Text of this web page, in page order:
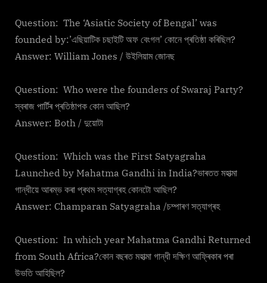
Question: The ‘Asiatic Society of Bengal’ was
founded by:’এছিয়াটিক চছাইটি অফ বেংগল’ কোনে প্ৰতিষ্ঠা কৰিছিল?
Answer: William Jones / উইলিয়াম জোনছ
Question: Who were the founders of Swaraj Party?
স্বৰাজ পাৰ্টিৰ প্ৰতিষ্ঠাপক কোন আছিল?
Answer: Both / দুয়োটা
Question: Which was the First Satyagraha
Launched by Mahatma Gandhi in India?ভাৰতত মহাত্মা
গান্ধীয়ে আৰম্ভ কৰা প্ৰথম সত্যাগ্ৰহ কোনটো আছিল?
Answer: Champaran Satyagraha /চম্পাৰণ সত্যাগ্ৰহ
Question: In which year Mahatma Gandhi Returned
from South Africa?কোন বছৰত মহাত্মা গান্ধী দক্ষিণ আফ্ৰিকাৰ পৰা
উভতি আহিছিল?